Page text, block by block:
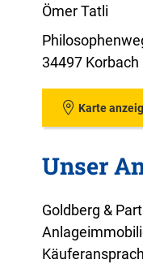
Ömer Tatli
34497 Korbach
Karte
Unser
Goldberg &